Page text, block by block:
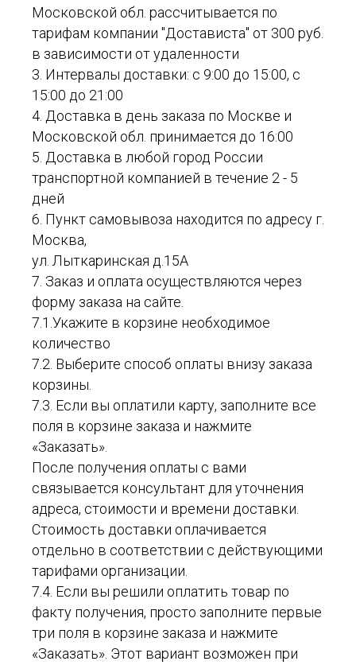
Московской обл. рассчитывается по
тарифам компании "Достависта" от 300 руб.
в зависимости от удаленности
3. Интервалы доставки: с 9:00 до 15:00, с
15:00 до 21:00
4. Доставка в день заказа по Москве и
Московской обл. принимается до 16:00
5. Доставка в любой город России
транспортной компанией в течение 2 - 5
дней
6. Пункт самовывоза находится по адресу г.
Москва,
ул. Лыткаринская д.15А
7. Заказ и оплата осуществляются через
форму заказа на сайте.
7.1.Укажите в корзине необходимое
количество
7.2. Выберите способ оплаты внизу заказа
корзины.
7.3. Если вы оплатили карту, заполните все
поля в корзине заказа и нажмите
«Заказать».
После получения оплаты с вами
связывается консультант для уточнения
адреса, стоимости и времени доставки.
Стоимость доставки оплачивается
отдельно в соответствии с действующими
тарифами организации.
7.4. Если вы решили оплатить товар по
факту получения, просто заполните первые
три поля в корзине заказа и нажмите
«Заказать». Этот вариант возможен при